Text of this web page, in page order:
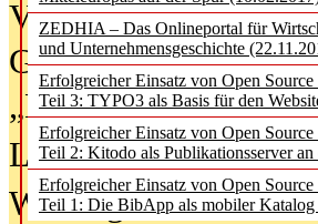
ZEDHIA – Das Onlineportal für
und Unternehmensgeschichte
Erfolgreicher Einsatz von Open
Teil 3: TYPO3 als Basis für den
Erfolgreicher Einsatz von Open
Teil 2: Kitodo als Publikationsserver
Erfolgreicher Einsatz von Open
Teil 1: Die BibApp als mobiler
Von
Geisterjagd-
„Library of Things“
Lesen als
Wie Jugendliche